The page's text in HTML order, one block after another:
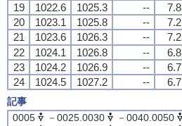
19
1022.6 1025.3 -- 7.8
20
1023.1 1025.8 -- 7.2
21
1023.6 1026.3 -- 7.2
22
1024.1 1026.8 -- 6.8
23
1024.2 1026.9 -- 6.7
24
1024.5 1027.2 -- 6.7
記事
0005
－0025.0030 －0040.0050